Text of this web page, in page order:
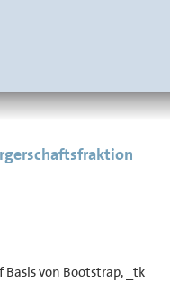
von Bootstrap, _tk